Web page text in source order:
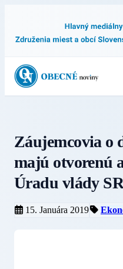
Záujemcovia o
majú otvorenú
Úradu vlády
15. Januára 2019